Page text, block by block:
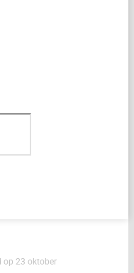
op 23 oktober